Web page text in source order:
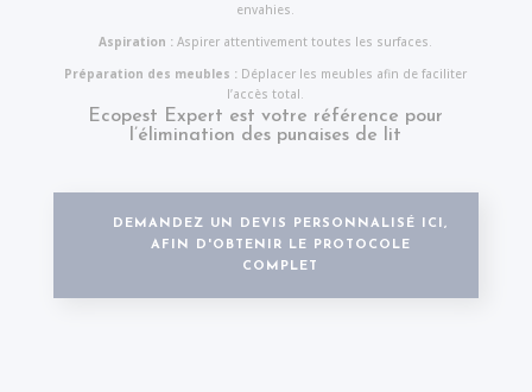
envahies.
Aspiration :Aspirer attentivement toutes les surfaces.
Préparation des meubles : Déplacer les meubles afin de faciliter
l’accès total.
Ecopest Expert est votre référence pour
l’élimination des punaises de lit
DEMANDEZ UN DEVIS PERSONNALISÉ ICI,
AFIN D'OBTENIR LE PROTOCOLE
COMPLET